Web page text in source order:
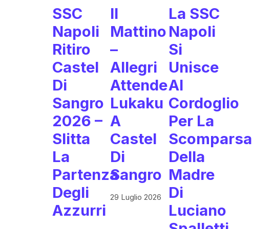
SSC
Napoli
Ritiro
Castel
Di
Sangro
2026 –
Slitta
La
Partenza
Degli
Azzurri
Il
Mattino
–
Allegri
Attende
Lukaku
A
Castel
Di
Sangro
29 Luglio 2026
La SSC
Napoli
Si
Unisce
Al
Cordoglio
Per La
Scomparsa
Della
Madre
Di
Luciano